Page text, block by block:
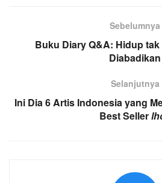
Sebelumnya
Buku Diary Q&A: Hidup
Diabadikan
Selanjutnya
Ini Dia 6 Artis Indonesia yang
Best Seller